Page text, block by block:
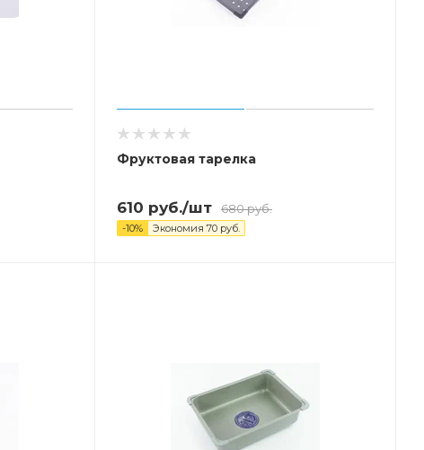
Фруктовая тарелка
610 руб./шт 680руб.
-10% Экономия 70руб.